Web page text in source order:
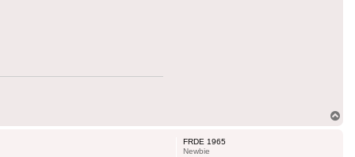
FRDE 1965
Newbie